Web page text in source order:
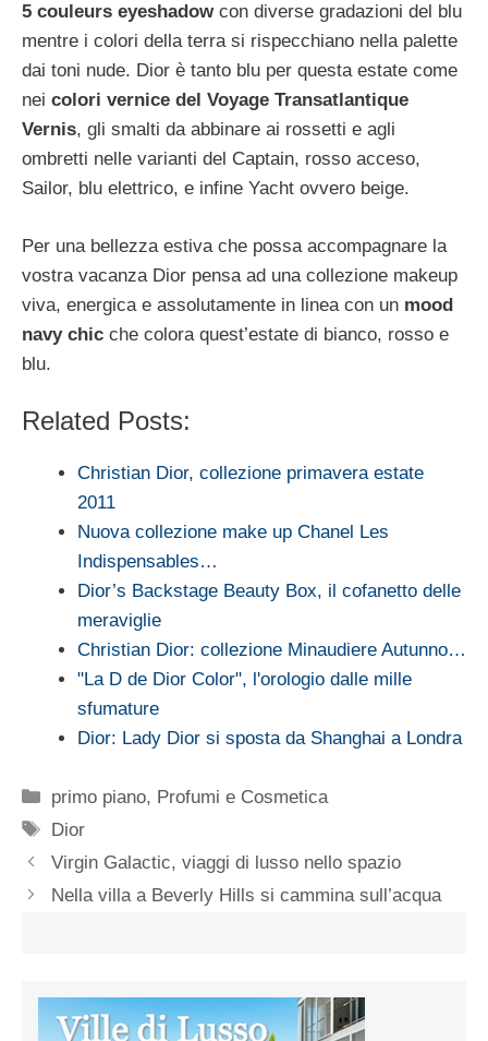
5 couleurs eyeshadow con diverse gradazioni del blu
mentre i colori della terra si rispecchiano nella palette
dai toni nude. Dior è tanto blu per questa estate come
nei colori vernice del Voyage Transatlantique
Vernis, gli smalti da abbinare ai rossetti e agli
ombretti nelle varianti del Captain, rosso acceso,
Sailor, blu elettrico, e infine Yacht ovvero beige.
Per una bellezza estiva che possa accompagnare la
vostra vacanza Dior pensa ad una collezione makeup
viva, energica e assolutamente in linea con un mood
navy chic che colora quest’estate di bianco, rosso e
blu.
Related Posts:
Christian Dior, collezione primavera estate
2011
Nuova collezione make up Chanel Les
Indispensables…
Dior’s Backstage Beauty Box, il cofanetto delle
meraviglie
Christian Dior: collezione Minaudiere Autunno…
"La D de Dior Color", l'orologio dalle mille
sfumature
Dior: Lady Dior si sposta da Shanghai a Londra
Categorie
primo piano, Profumi e Cosmetica
Tag
Dior
Virgin Galactic, viaggi di lusso nello spazio
Nella villa a Beverly Hills si cammina sull’acqua